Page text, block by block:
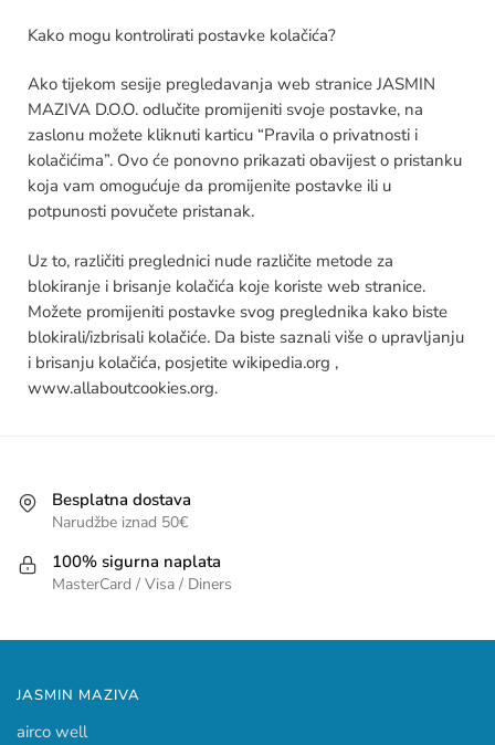
Kako mogu kontrolirati postavke kolačića?
Ako tijekom sesije pregledavanja web stranice JASMIN
MAZIVA D.O.O. odlučite promijeniti svoje postavke, na
zaslonu možete kliknuti karticu “Pravila o privatnosti i
kolačićima”. Ovo će ponovno prikazati obavijest o pristanku
koja vam omogućuje da promijenite postavke ili u
potpunosti povučete pristanak.
Uz to, različiti preglednici nude različite metode za
blokiranje i brisanje kolačića koje koriste web stranice.
Možete promijeniti postavke svog preglednika kako biste
blokirali/izbrisali kolačiće. Da biste saznali više o upravljanju
i brisanju kolačića, posjetite wikipedia.org ,
www.allaboutcookies.org.
Besplatna dostava
Narudžbe iznad 50€
100% sigurna naplata
MasterCard / Visa / Diners
JASMIN MAZIVA
airco well